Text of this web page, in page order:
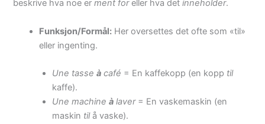
beskrive hva noe erment foreller hva detinneholder.
Funksjon/Formål: Her oversettes det ofte som «til»
eller ingenting.
Une tasseà café = En kaffekopp (en kopp til
kaffe).
Une machineà laver= En vaskemaskin (en
maskin tilå vaske).